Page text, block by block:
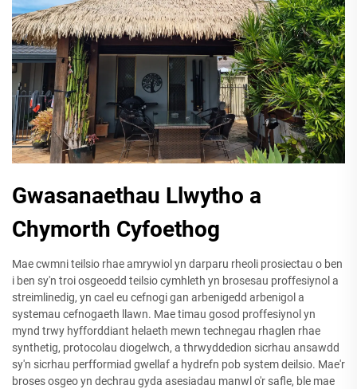
Gwasanaethau Llwytho a
Chymorth Cyfoethog
Mae cwmni teilsio rhae amrywiol yn darparu rheoli prosiectau o ben
i ben sy'n troi osgeoedd teilsio cymhleth yn brosesau proffesiynol a
streimlinedig, yn cael eu cefnogi gan arbenigedd arbenigol a
systemau cefnogaeth llawn. Mae timau gosod proffesiynol yn
mynd trwy hyfforddiant helaeth mewn technegau rhaglen rhae
synthetig, protocolau diogelwch, a thrwyddedion sicrhau ansawdd
sy'n sicrhau perfformiad gwellaf a hydrefn pob system deilsio. Mae'r
broses osgeo yn dechrau gyda asesiadau manwl o'r safle, ble mae